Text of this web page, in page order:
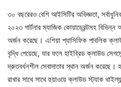
৩০ বছরেরও বেশি আইসিটির অভিজ্ঞতা,
২০২৩ গার্টনার ম্যাজিক কোয়াড্রেন্টসহ
অর্জন করেছে। এশিয়া প্যাসিফিক পাবলিক
বৃদ্ধি পেয়েছে, যার ফলে হাইব্রিড ক্লাউড
দ্রুতবর্ধনশীল সেবাদাতার স্থান অর্জন করেছে।
রাখার সাথে সাথে হুয়াওয়ে ক্লাউড স্ট্যাক